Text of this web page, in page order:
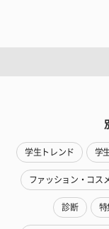
学生トレンド 学
ファッション・コス
診断 特